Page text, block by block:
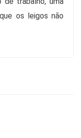
os leigos não